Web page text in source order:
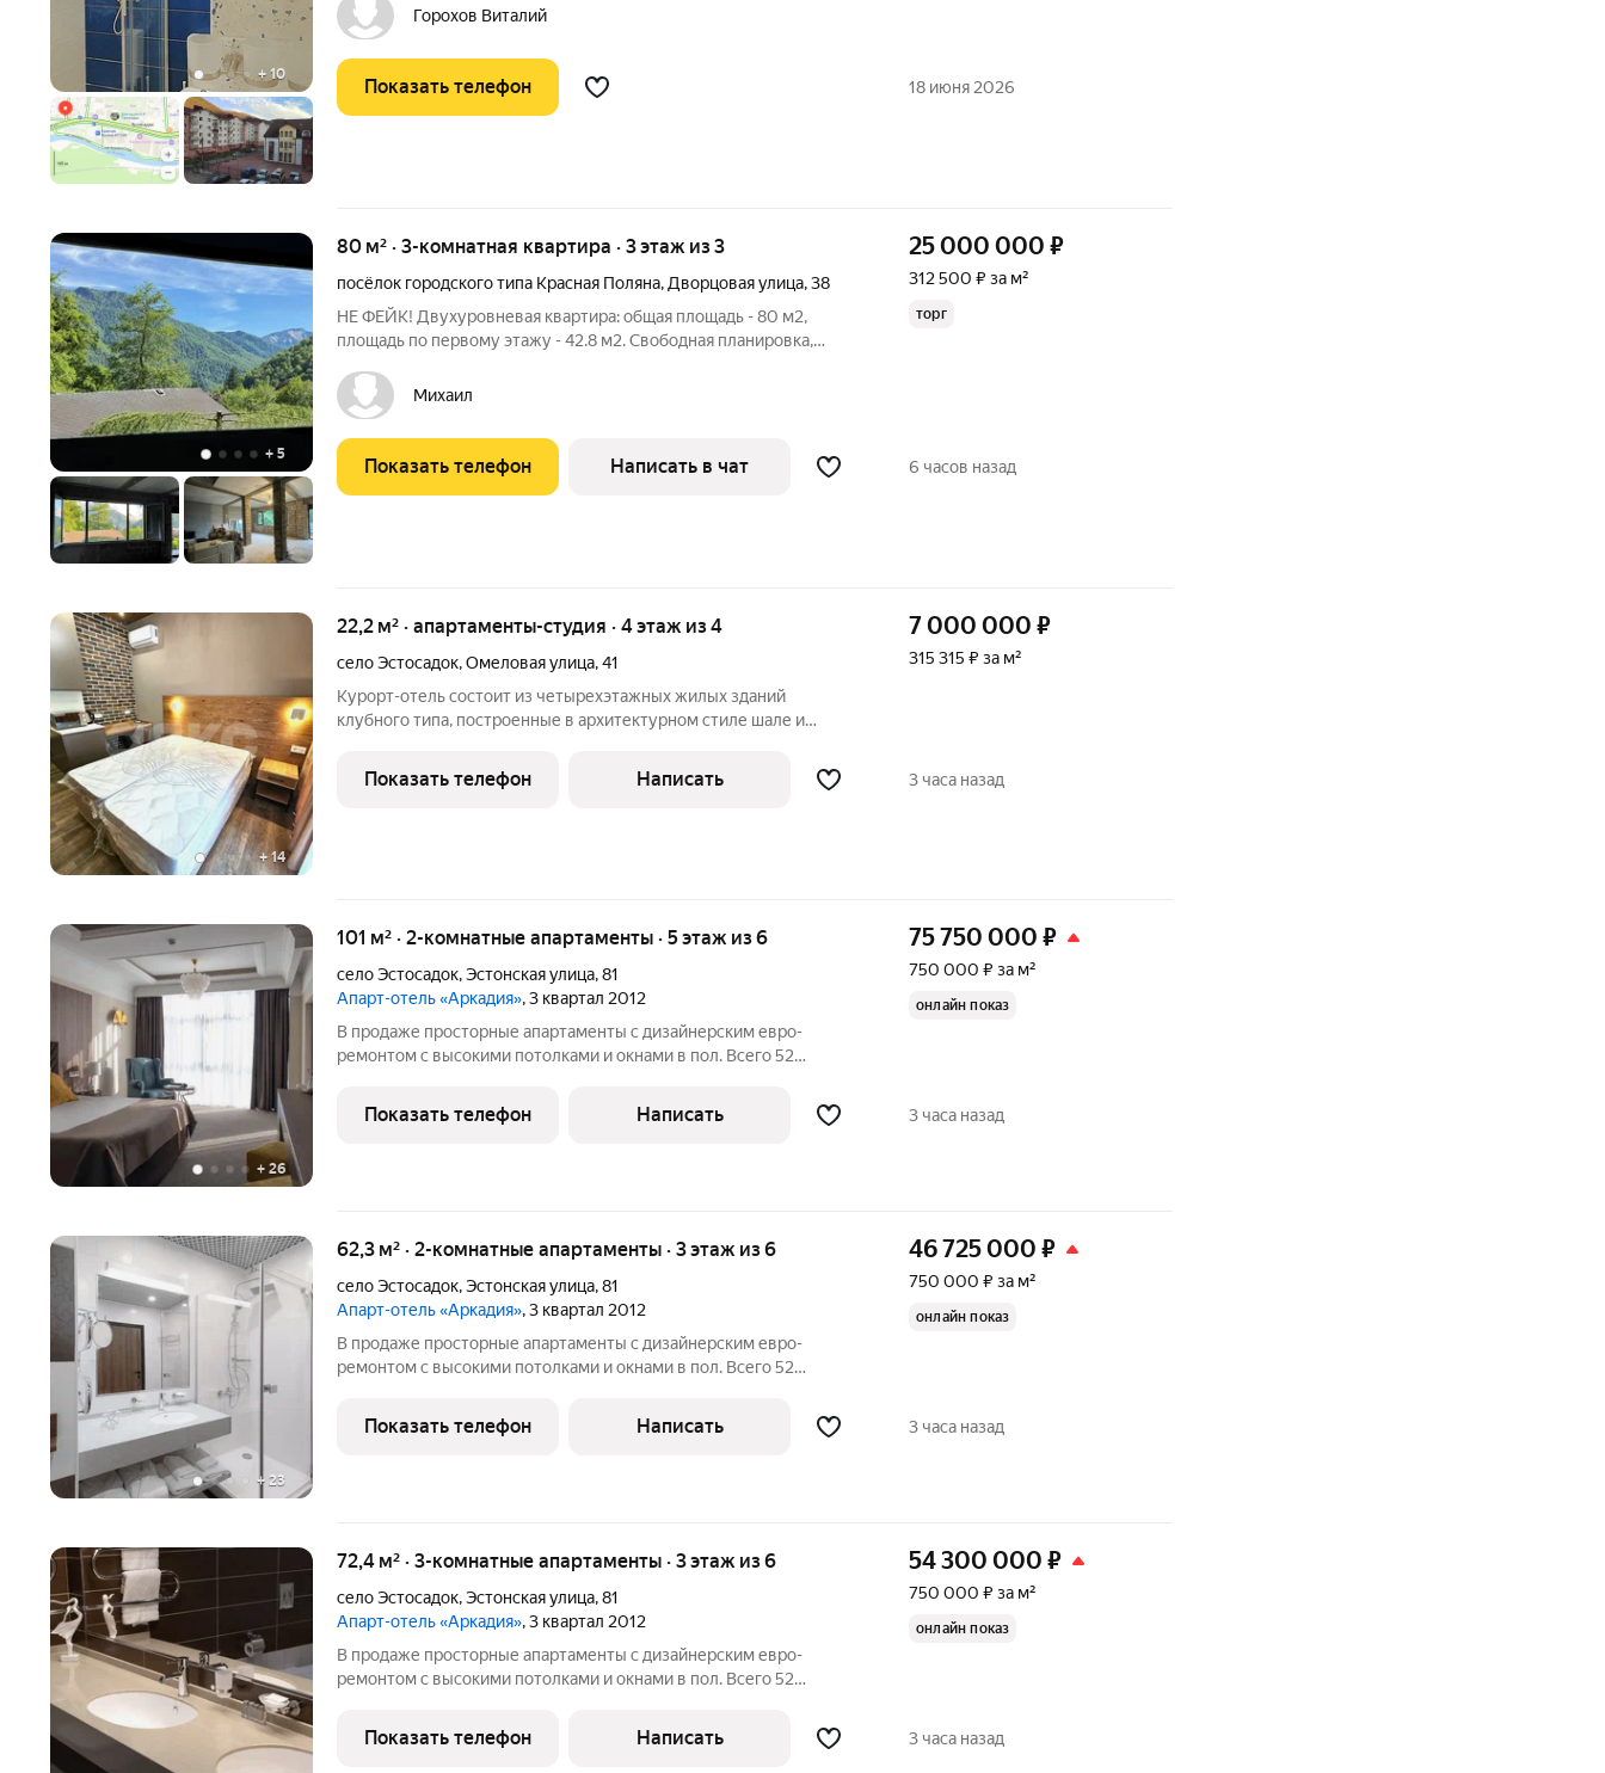
+ 10
Горохов Виталий
Показать телефон 18 июня 2026
+ 5
80 м² · 3-комнатная квартира · 3 этаж из 3
посёлок городского типа Красная Поляна, Дворцовая улица,38
НЕ ФЕЙК! Двухуровневая квартира: общая площадь - 80 м2,
площадь по первому этажу - 42.8 м2. Свободная планировка,
два санузла, большая кухня-гостиная и гардеробная. Планировки
первого
Михаил
25 000 000 ₽
312 500 ₽ за м²
торг
Показать телефон Написать в чат 6 часов назад
+14
22,2 м² · апартаменты-студия · 4 этаж из 4
село Эстосадок,Омеловая улица,41
Курорт-отель состоит из четырехэтажных жилых зданий
клубного типа, построенные в архитектурном стиле шале и
придомовой территории оборудованы не только парковочные
места для автомобилей, но и
7 000 000 ₽
315 315 ₽ за м²
Показать телефон Написать 3 часа назад
+ 26
101 м² · 2-комнатные апартаменты · 5 этаж из 6
село Эстосадок,Эстонская улица,81
Апарт-отель «Аркадия», 3 квартал 2012
В продаже просторные апартаменты с дизайнерским евро-
ремонтом с высокими потолками и окнами в пол. Всего 52
приобретение может использоваться для пассивного дохода.
Апартаменты сдаются в аренду
75 750 000 ₽
750 000 ₽ за м²
онлайн показ
Показать телефон Написать 3 часа назад
+ 23
62,3 м² · 2-комнатные апартаменты · 3 этаж из 6
село Эстосадок,Эстонская улица,81
Апарт-отель «Аркадия», 3 квартал 2012
В продаже просторные апартаменты с дизайнерским евро-
ремонтом с высокими потолками и окнами в пол. Всего 52
приобретение может использоваться для пассивного дохода.
Апартаменты сдаются в аренду
46 725 000 ₽
750 000 ₽ за м²
онлайн показ
Показать телефон Написать 3 часа назад
72,4 м² · 3-комнатные апартаменты · 3 этаж из 6
село Эстосадок,Эстонская улица,81
Апарт-отель «Аркадия», 3 квартал 2012
В продаже просторные апартаменты с дизайнерским евро-
ремонтом с высокими потолками и окнами в пол. Всего 52
приобретение может использоваться для пассивного дохода.
Апартаменты сдаются в аренду
54 300 000 ₽
750 000 ₽ за м²
онлайн показ
Показать телефон Написать 3 часа назад